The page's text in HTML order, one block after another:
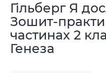
Гільберг Я
Зошит-
частинах 2
Генеза